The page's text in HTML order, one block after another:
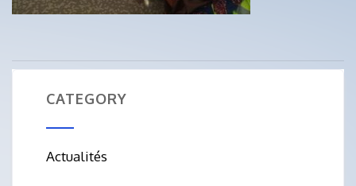
CATEGORY
Actualités